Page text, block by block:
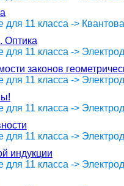
для 11 класса ->
Оптика
для 11 класса ->
законов
для 11 класса ->
для 11 класса ->
для 11 класса ->
индукции
для 11 класса ->